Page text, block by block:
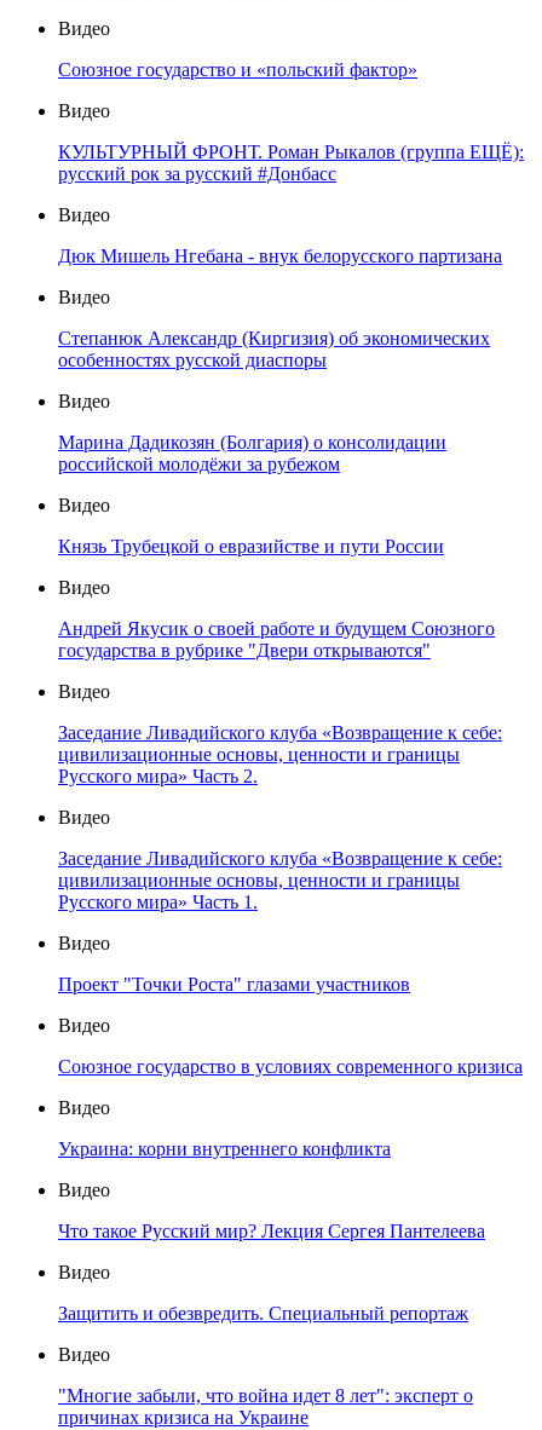
Видео
Союзное государство и «польский фактор»
Видео
КУЛЬТУРНЫЙ ФРОНТ. Роман Рыкалов (группа ЕЩЁ):
русский рок за русский #Донбасс
Видео
Дюк Мишель Нгебана - внук белорусского партизана
Видео
Степанюк Александр (Киргизия) об экономических
особенностях русской диаспоры
Видео
Марина Дадикозян (Болгария) о консолидации
российской молодёжи за рубежом
Видео
Князь Трубецкой о евразийстве и пути России
Видео
Андрей Якусик о своей работе и будущем Союзного
государства в рубрике "Двери открываются"
Видео
Заседание Ливадийского клуба «Возвращение к себе:
цивилизационные основы, ценности и границы
Русского мира» Часть 2.
Видео
Заседание Ливадийского клуба «Возвращение к себе:
цивилизационные основы, ценности и границы
Русского мира» Часть 1.
Видео
Проект "Точки Роста" глазами участников
Видео
Союзное государство в условиях современного кризиса
Видео
Украина: корни внутреннего конфликта
Видео
Что такое Русский мир? Лекция Сергея Пантелеева
Видео
Защитить и обезвредить. Специальный репортаж
Видео
"Многие забыли, что война идет 8 лет": эксперт о
причинах кризиса на Украине